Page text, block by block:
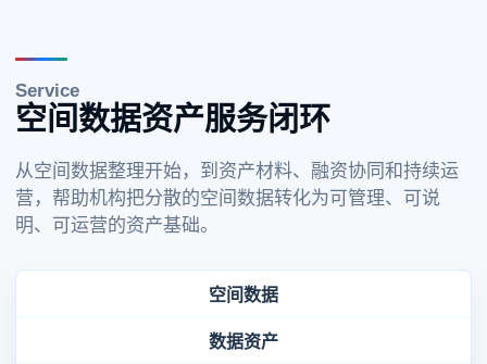
Service
空间数据资产服务闭环
从空间数据整理开始，到资产材料、融资协同和持续运
营，帮助机构把分散的空间数据转化为可管理、可说
明、可运营的资产基础。
空间数据
数据资产